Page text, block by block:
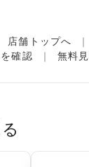
店舗トップへ
確認
無料